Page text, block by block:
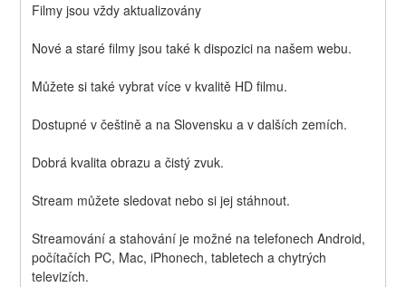
Filmy jsou vždy aktualizovány
Nové a staré filmy jsou také k dispozici na našem webu.
Můžete si také vybrat více v kvalitě HD filmu.
Dostupné v češtině a na Slovensku a v dalších zemích.
Dobrá kvalita obrazu a čistý zvuk.
Stream můžete sledovat nebo si jej stáhnout.
Streamování a stahování je možné na telefonech Android,
počítačích PC, Mac, iPhonech, tabletech a chytrých
televizích.